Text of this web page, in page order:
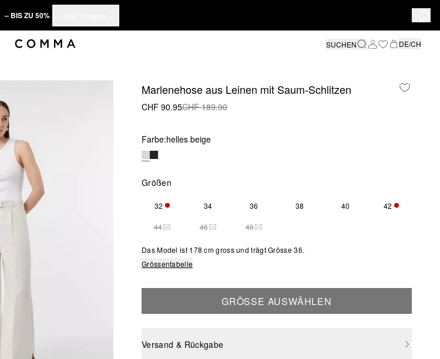
– BIS ZU 50%
SUCHEN
DE/CH
Marlenehose aus Leinen mit Saum-Schlitzen
CHF 90.95CHF 189.90
Farbe:helles beige
Größen
32NUR 2 VERFÜGBAR
34 36 38 40 42NUR 1
44THIS SIZE IS CURRENTLY OUT OF STOCK
46THIS SIZE IS CURRENTLY OUT OF STOCK
48THIS SIZE IS CURRENTLY OUT OF STOCK
Das Model ist 178 cm gross und trägt Grösse 36.
Grössentabelle
GRÖSSE AUSWÄHLEN
Versand & Rückgabe